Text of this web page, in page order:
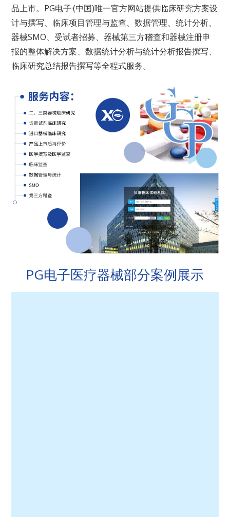
品上市。PG电子·(中国)唯一官方网站提供临床研究方案设
计与撰写、 临床项目管理与监查、数据管理、统计分析、
器械SMO、受试者招募、器械第三方稽查和器械注册申
报的整体解决方案、数据统计分析与统计分析报告撰写、
临床研究总结报告撰写等全程式服务。
PG电子医疗器械部分案例展示